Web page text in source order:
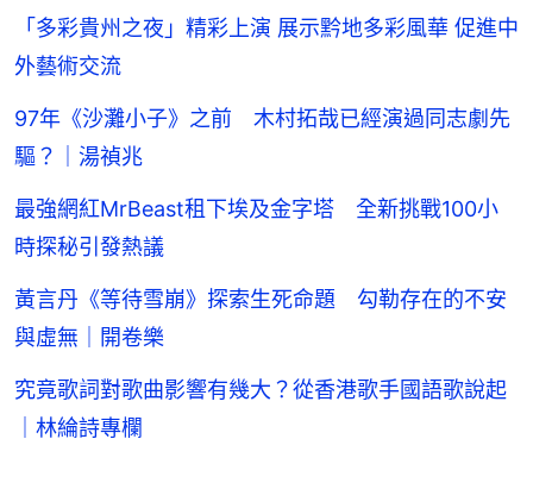
「多彩貴州之夜」精彩上演 展示黔地多彩風華 促進中
外藝術交流
97年《沙灘小子》之前 木村拓哉已經演過同志劇先
驅？｜湯禎兆
最強網紅MrBeast租下埃及金字塔 全新挑戰100小
時探秘引發熱議
黃言丹《等待雪崩》探索生死命題 勾勒存在的不安
與虛無｜開卷樂
究竟歌詞對歌曲影響有幾大？從香港歌手國語歌說起
｜林綸詩專欄